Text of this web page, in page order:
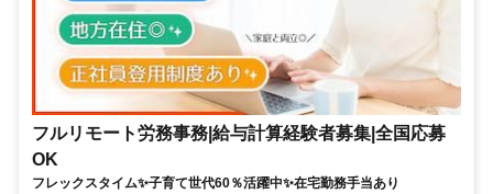
フルリモート労務事務|給与計算経験者募集|全国応募
OK
フレックスタイム✨子育て世代60％活躍中✨在宅勤務手当あり